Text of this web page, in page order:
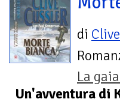
di
La
Un'avventura di